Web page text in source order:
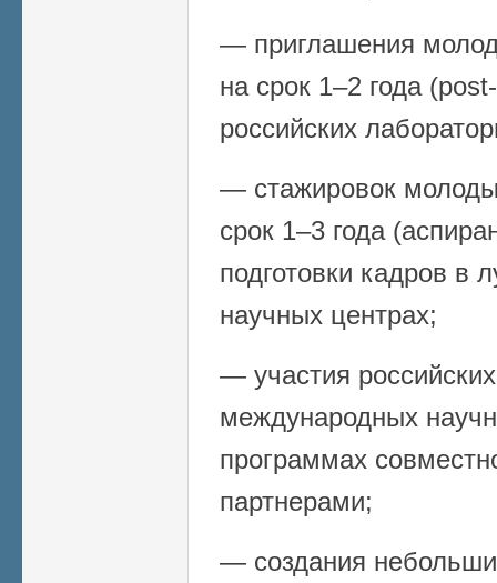
— приглашения
на срок 1–2 года
российских
— стажировок
срок 1–3 года
подготовки кадров в
научных центрах;
— участия
международных
программах
партнерами;
— создания